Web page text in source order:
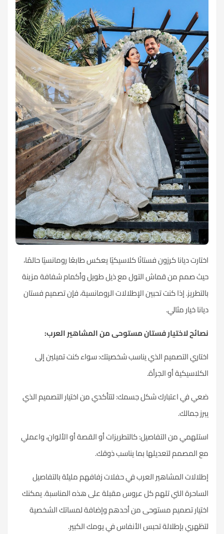
اختارت ديانا كرزون فستانًا كلاسيكيًا يعكس طابعًا رومانسيًا حالمًا،
حيث صمم من قماش التول مع ذيل طويل وأكمام شفافة مزينة
بالتطريز. إذا كنت تحبين الإطلالات الرومانسية، فإن تصميم فستان
ديانا خيار مثالي.
نصائح لاختيار فستان مستوحى من المشاهير العرب:
اختاري التصميم الذي يناسب شخصيتك: سواء كنت تميلين إلى
الكلاسيكية أو الجرأة.
ضعي في اعتبارك شكل جسمك: لتتأكدي من اختيار التصميم الذي
يبرز جمالك.
استلهمي من التفاصيل: كالتطريزات أو القصة أو الألوان، واعملي
مع المصمم لتعديلها بما يناسب ذوقك.
إطلالات المشاهير العرب في حفلات زفافهم مليئة بالتفاصيل
الساحرة التي تلهم كل عروس مقبلة على هذه المناسبة. يمكنك
اختيار تصميم مستوحى من أحدهم وإضافة لمساتك الشخصية
لتظهري بإطلالة تحبس الأنفاس في يومك الكبير.